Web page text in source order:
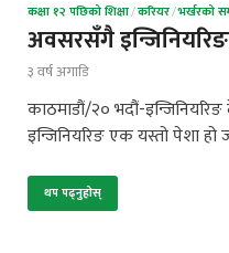
कक्षा १२ पछिको शिक्षा/करियर/भर्खरको
अवसरसँगै
३ वर्ष अगाडि
काठमाडौं/२० भदौं-
इन्जिनियरिङ एक यस्तो पेशा
थप पढ्नुहोस्